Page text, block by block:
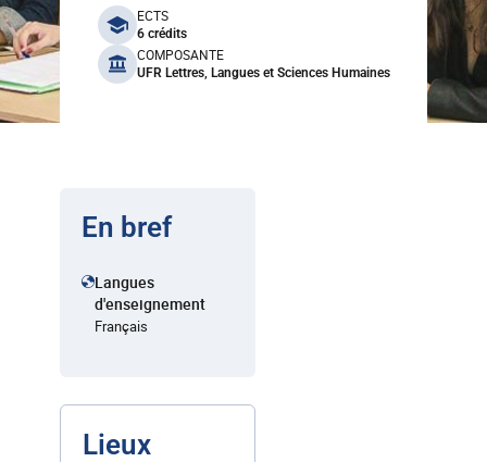
benefits
ECTS
6 crédits
COMPOSANTE
UFR Lettres, Langues et Sciences Humaines
En bref
Langues
d'enseignement
Français
Lieux